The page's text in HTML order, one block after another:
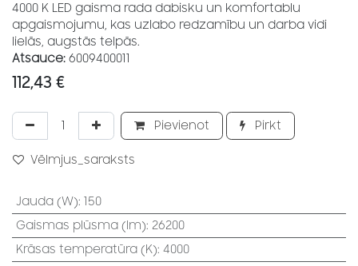
4000 K LED gaisma rada dabisku un komfortablu
apgaismojumu, kas uzlabo redzamību un darba vidi
lielās, augstās telpās.
Atsauce: 6009400011
112,43 €
Pievienot Pirkt
Vēlmjus_saraksts
Jauda (W): 150
Gaismas plūsma (lm): 26200
Krāsas temperatūra (K): 4000